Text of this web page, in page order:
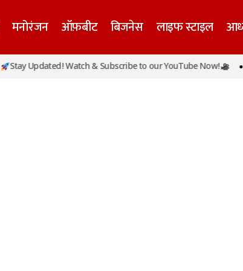
मनोरंजन ऑफ़बीट बिजनेस लाइफ स्टाइल
Stay Updated! Watch & Subscribe to our YouTube Now!